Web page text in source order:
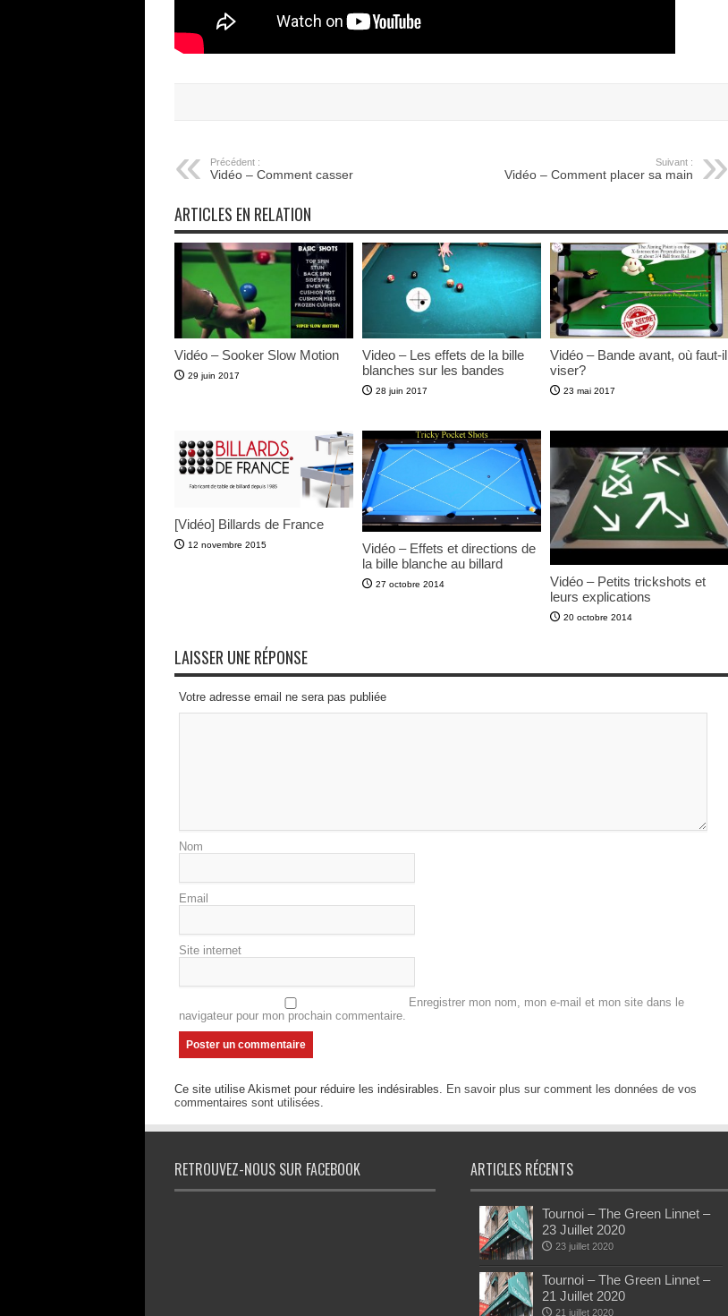
Précédent :
Vidéo – Comment casser
Suivant :
Vidéo – Comment placer sa main
ARTICLES EN RELATION
Vidéo – Sooker Slow Motion
29 juin 2017
Video – Les effets de la bille
blanches sur les bandes
28 juin 2017
Vidéo – Bande avant, où faut-il
viser?
23 mai 2017
[Vidéo] Billards de France
12 novembre 2015
Vidéo – Effets et directions de
la bille blanche au billard
27 octobre 2014
Vidéo – Petits trickshots et
leurs explications
20 octobre 2014
LAISSER UNE RÉPONSE
Votre adresse email ne sera pas publiée
Nom
Email
Site internet
Enregistrer mon nom, mon e-mail et mon site dans le
navigateur pour mon prochain commentaire.
Ce site utilise Akismet pour réduire les indésirables. En savoir plus sur comment les données de vos
commentaires sont utilisées.
RETROUVEZ-NOUS SUR FACEBOOK ARTICLES RÉCENTS
Tournoi – The Green Linnet –
23 Juillet 2020
23 juillet 2020
Tournoi – The Green Linnet –
21 Juillet 2020
21 juillet 2020